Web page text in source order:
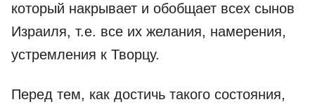
который накрывает и обобщает всех сынов
Израиля, т.е. все их желания, намерения,
устремления к Творцу.
Перед тем, как достичь такого состояния,